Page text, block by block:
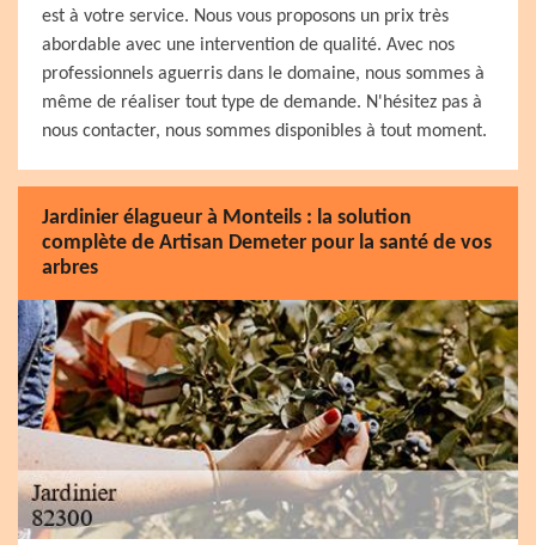
est à votre service. Nous vous proposons un prix très
abordable avec une intervention de qualité. Avec nos
professionnels aguerris dans le domaine, nous sommes à
même de réaliser tout type de demande. N'hésitez pas à
nous contacter, nous sommes disponibles à tout moment.
Jardinier élagueur à Monteils : la solution
complète de Artisan Demeter pour la santé de vos
arbres